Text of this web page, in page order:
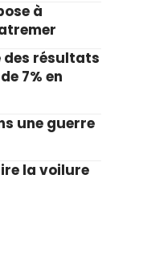
à
des résultats
7% en
une guerre
la voilure